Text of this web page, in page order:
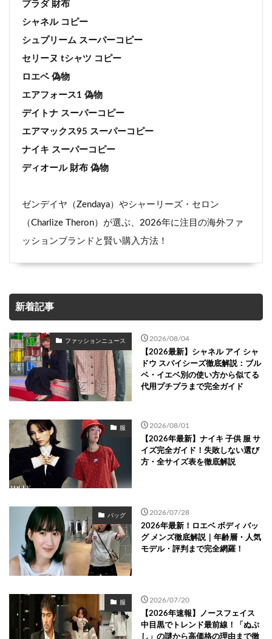
プラダ 財布
シャネル コピー
シュプリーム スーパーコピー
セリーヌ tシャツ コピー
ロエベ 偽物
エアフォース1 偽物
デイトナ スーパーコピー
エアマックス95 スーパーコピー
ナイキ スーパーコピー
ディオール 財布 偽物
ゼンデイヤ（Zendaya）やシャーリーズ・セロン
（Charlize Theron）が選ぶ、2026年に注目の海外ファ
ッションブランドと賢い購入方法！
新着記事
ファッションニュース 2026/08/04
【2026最新】シャネル アイ シャ
ドウ スパイシーズ徹底解説：ブル
ベ・イエベ別の使い方から似てる
代用プチプラまで完全ガイド
服 2026/08/01
【2026年最新】ナイキ 子供 服 サ
イズ完全ガイド！失敗しない選び
方・全サイズ表を徹底解説
バッグ 2026/07/28
2026年最新！ロエベ ボディ バッ
グ メンズ徹底解説｜年齢層・人気
モデル・評判まで完全網羅！
服 2026/07/20
【2026年速報】ノースフェイス
中目黒でトレンド最前線！「ぬぷ
し」の謎から高価格の理由まで徹